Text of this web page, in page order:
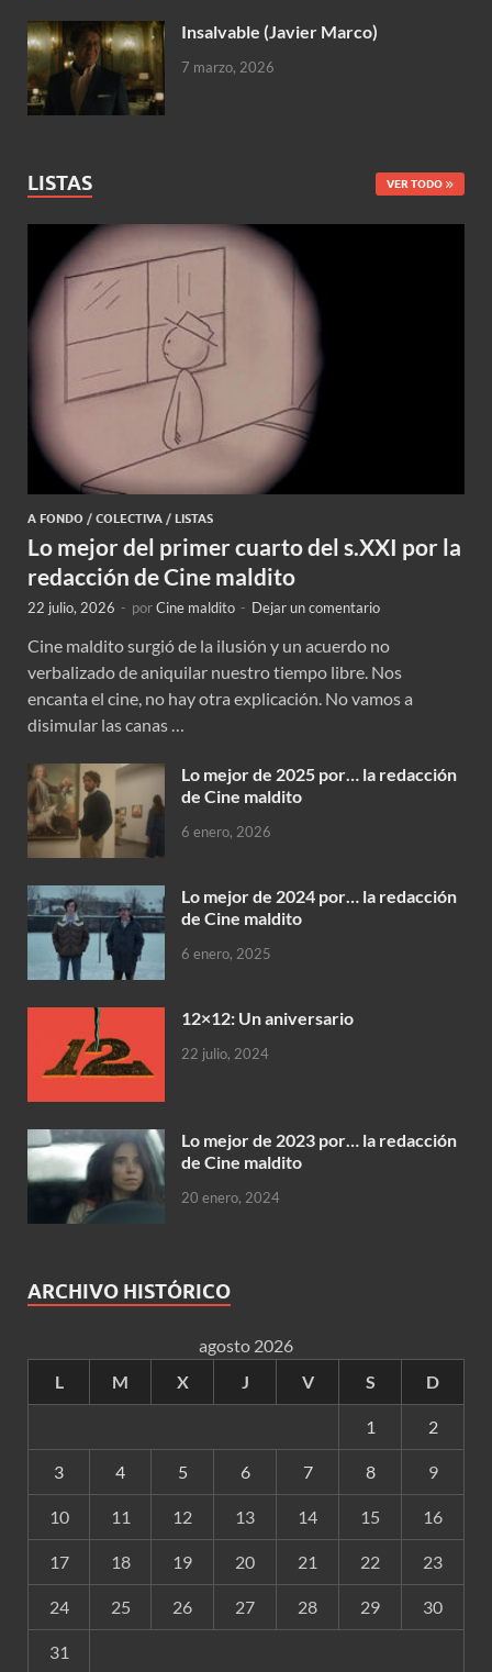
Insalvable (Javier Marco)
7 marzo, 2026
LISTAS VER TODO
A FONDO / COLECTIVA / LISTAS
Lo mejor del primer cuarto del s.XXI por la
redacción de Cine maldito
22 julio, 2026 - porCine maldito - Dejar un comentario
Cine maldito surgió de la ilusión y un acuerdo no
verbalizado de aniquilar nuestro tiempo libre. Nos
encanta el cine, no hay otra explicación. No vamos a
disimular las canas …
Lo mejor de 2025 por… la redacción
de Cine maldito
6 enero, 2026
Lo mejor de 2024 por… la redacción
de Cine maldito
6 enero, 2025
12×12: Un aniversario
22 julio, 2024
Lo mejor de 2023 por… la redacción
de Cine maldito
20 enero, 2024
ARCHIVO HISTÓRICO
agosto 2026
L
M X J V S D
1 2
3 4 5 6 7 8 9
10 11 12 13 14 15 16
17 18 19 20 21 22 23
24 25 26 27 28 29 30
31